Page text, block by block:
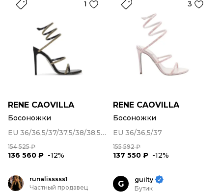
1
RENE CAOVILLA
Босоножки
EU 36/36,5/37/37,5/38/38,5/39
154 525 ₽
136 560 ₽ -12%
3
RENE CAOVILLA
Босоножки
EU 36/36,5/37
155 592 ₽
137 550 ₽ -12%
runalisssss1
Частный продавец
G
guilty
Бутик